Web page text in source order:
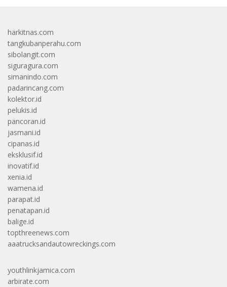
harkitnas.com
tangkubanperahu.com
sibolangit.com
siguragura.com
simanindo.com
padarincang.com
kolektor.id
pelukis.id
pancoran.id
jasmani.id
cipanas.id
eksklusif.id
inovatif.id
xenia.id
wamena.id
parapat.id
penatapan.id
balige.id
topthreenews.com
aaatrucksandautowreckings.com
youthlinkjamica.com
arbirate.com